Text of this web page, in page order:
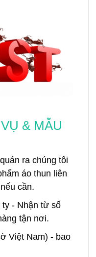
& MẪU
ra chúng tôi
áo thun liên
cần.
ty - Nhận từ số
tận nơi.
Việt Nam) - bao